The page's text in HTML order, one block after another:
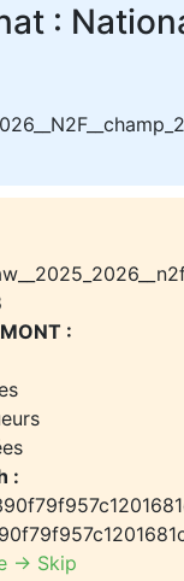
:
:
:
→ Skip